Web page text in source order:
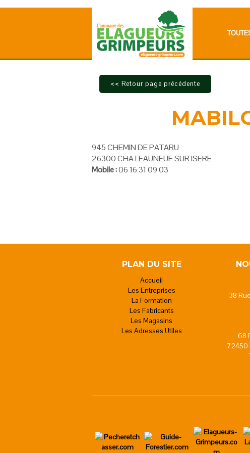
945 CHEMIN DE PATARU
26300 CHATEAUNEUF SUR ISERE
Mobile :06 16 31 09 03
PLAN DU SITE
Accueil
Les Entreprises
La Formation
Les Fabricants
Les Magasins
Les Adresses Utiles
38
68
72450